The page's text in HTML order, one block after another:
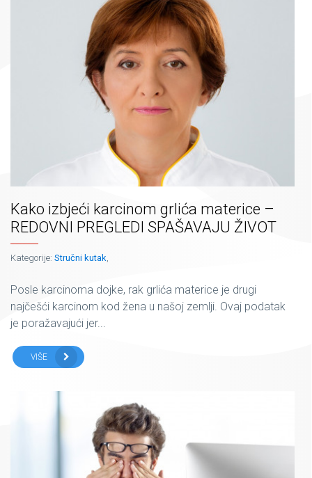
Kako izbjeći karcinom grlića materice –
REDOVNI PREGLEDI SPAŠAVAJU ŽIVOT
Kategorije: Stručni kutak,
Posle karcinoma dojke, rak grlića materice je drugi
najčešći karcinom kod žena u našoj zemlji. Ovaj podatak
je poražavajući jer...
VIŠE